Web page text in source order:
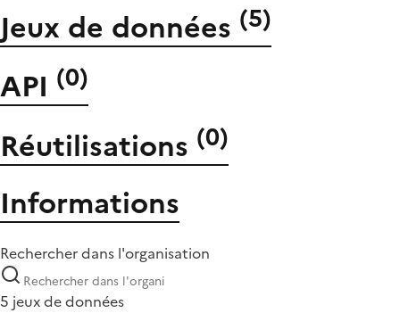
Jeux de données (5)
API (0)
Réutilisations (0)
Informations
Rechercher dans l'organisation
5 jeux de données